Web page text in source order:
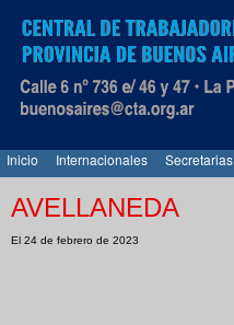
Inicio Internacionales Secretarias
AVELLANEDA
El 24 de febrero de 2023